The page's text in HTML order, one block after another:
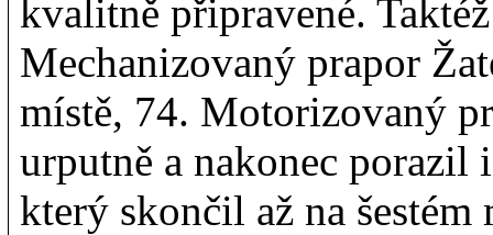
kvalitně připravené.
Mechanizovaný prapor
místě, 74. Motorizovaný
urputně a nakonec porazil
který skončil až na